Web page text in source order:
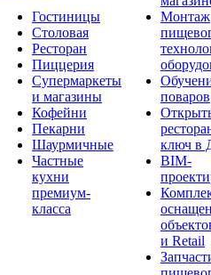
Гостиницы
Столовая
Ресторан
Пиццерия
Супермаркеты
и магазины
Кофейни
Пекарни
Шаурмичные
Частные
кухни
премиум-
класса
Монтаж
поваров
ключ в
BIM-
и Retail